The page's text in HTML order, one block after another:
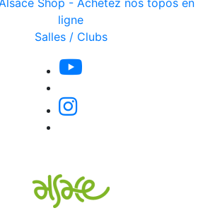
Shop - Achetez nos topos en
ligne
Salles / Clubs